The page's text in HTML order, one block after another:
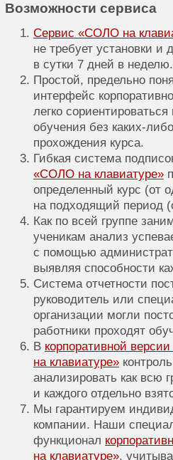
Возможности сервиса
Сервис «СОЛО на
не требует установки и
в сутки 7 дней в неделю.
Простой, предельно
интерфейс
легко
обучения без каких-
прохождения курса.
Гибкая система
«СОЛО на клавиатуре»
определенный курс (от
на подходящий период
Как по всей группе
ученикам анализ
с помощью
выявляя способности
Система отчетности
руководитель или
организации могли
работники проходят
В корпоративной
на клавиатуре»
анализировать как всю
и каждого отдельно
Мы гарантируем
компании. Наши
функционал
на клавиатуре»,